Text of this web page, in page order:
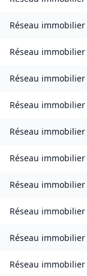
Réseau immobilier
Réseau immobilier
Réseau immobilier
Réseau immobilier
Réseau immobilier
Réseau immobilier
Réseau immobilier
Réseau immobilier
Réseau immobilier
Réseau immobilier